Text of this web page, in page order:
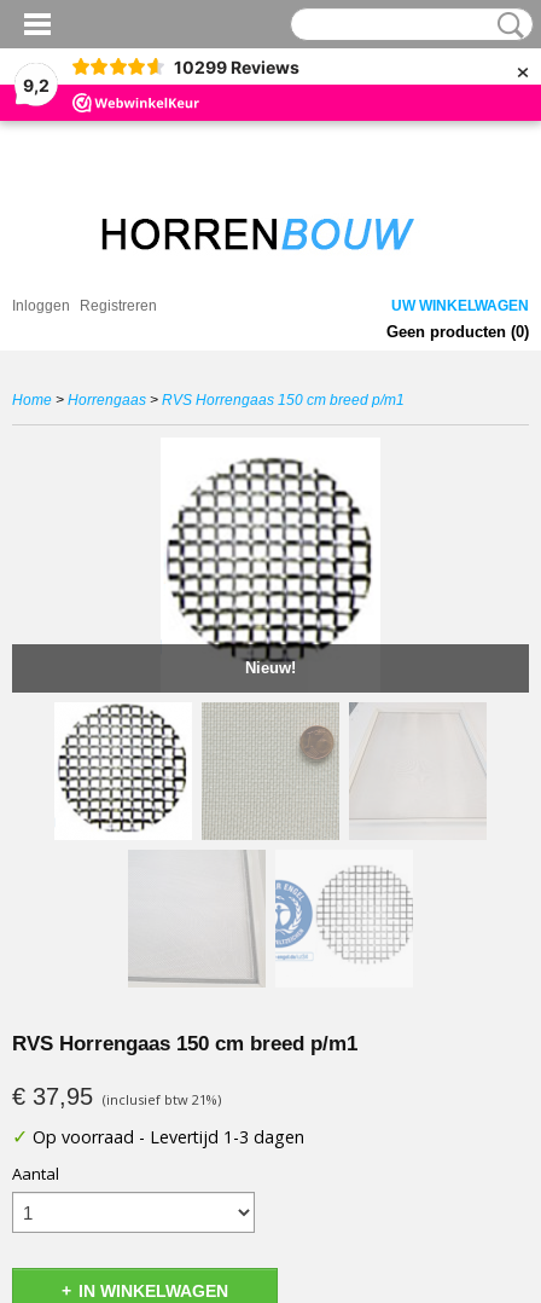
9,2
10299 Reviews ×
Inloggen Registreren UW WINKELWAGEN
Geen producten (0)
Home > Horrengaas > RVS Horrengaas 150 cm breed p/m1
Nieuw!
RVS Horrengaas 150 cm breed p/m1
€ 37,95 (inclusief btw 21%)
✓ Op voorraad - Levertijd 1-3 dagen
Aantal
IN WINKELWAGEN